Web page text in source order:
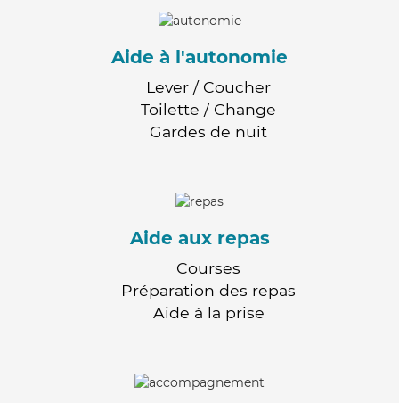
Aide à l'autonomie
Lever / Coucher
Toilette / Change
Gardes de nuit
Aide aux repas
Courses
Préparation des repas
Aide à la prise